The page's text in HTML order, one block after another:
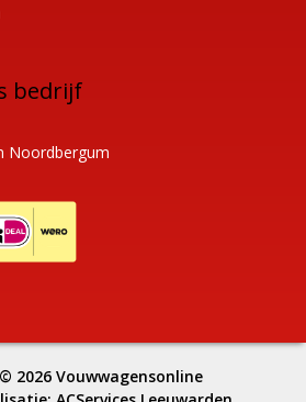
bedrijf
Noordbergum
2026 Vouwwagensonline